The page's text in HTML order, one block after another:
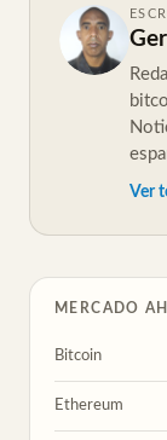
Ver
MERCADO
Bitcoin
Ethereum